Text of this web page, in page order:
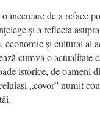
încercare de a reface
și a reflecta
economic și cultural al
cumva o actualitate
istorice, de oameni
„covor” numit